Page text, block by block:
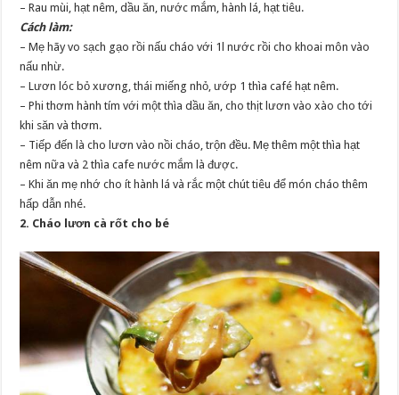
– Rau mùi, hạt nêm, dầu ăn, nước mắm, hành lá, hạt tiêu.
Cách làm:
– Mẹ hãy vo sạch gạo rồi nấu cháo với 1l nước rồi cho khoai môn vào
nấu nhừ.
– Lươn lóc bỏ xương, thái miếng nhỏ, ướp 1 thìa café hạt nêm.
– Phi thơm hành tím với một thìa dầu ăn, cho thịt lươn vào xào cho tới
khi săn và thơm.
– Tiếp đến là cho lươn vào nồi cháo, trộn đều. Mẹ thêm một thìa hạt
nêm nữa và 2 thìa cafe nước mắm là được.
– Khi ăn mẹ nhớ cho ít hành lá và rắc một chút tiêu để món cháo thêm
hấp dẫn nhé.
2. Cháo lươn cà rốt cho bé